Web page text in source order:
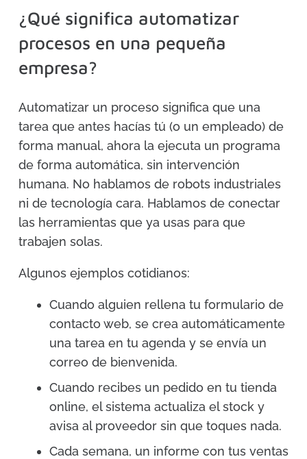
¿Qué significa automatizar
procesos en una pequeña
empresa?
Automatizar un proceso significa que una
tarea que antes hacías tú (o un empleado) de
forma manual, ahora la ejecuta un programa
de forma automática, sin intervención
humana. No hablamos de robots industriales
ni de tecnología cara. Hablamos de conectar
las herramientas que ya usas para que
trabajen solas.
Algunos ejemplos cotidianos:
Cuando alguien rellena tu formulario de
contacto web, se crea automáticamente
una tarea en tu agenda y se envía un
correo de bienvenida.
Cuando recibes un pedido en tu tienda
online, el sistema actualiza el stock y
avisa al proveedor sin que toques nada.
Cada semana, un informe con tus ventas